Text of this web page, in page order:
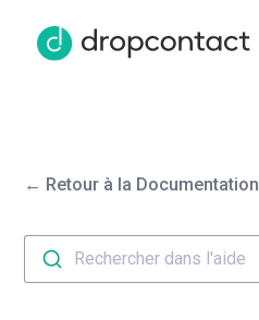
← Retour à la Documentation
Rechercher dans l'aide